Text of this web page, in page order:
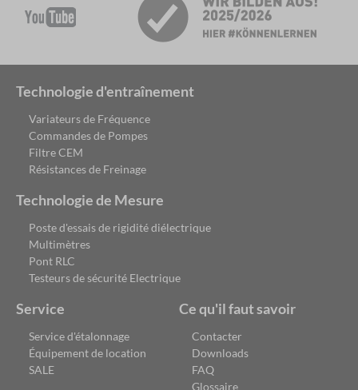
Technologie d'entraînement
Variateurs de Fréquence
Commandes de Pompes
Filtre CEM
Résistances de Freinage
Technologie de Mesure
Poste d'essais de rigidité diélectrique
Multimètres
Pont RLC
Testeurs de sécurité Electrique
Service
Service d'étalonnage
Équipement de location
SALE
Ce qu'il faut savoir
Contacter
Downloads
FAQ
Glossaire